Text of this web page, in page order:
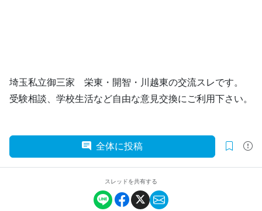
埼玉私立御三家 栄東・開智・川越東の交流スレです。
受験相談、学校生活など自由な意見交換にご利用下さい。
全体に投稿
スレッドを共有する